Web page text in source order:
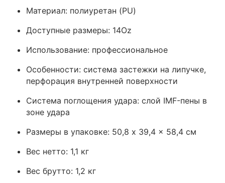
Материал: полиуретан (PU)
Доступные размеры: 14Oz
Использование: профессиональное
Особенности: система застежки на липучке,
перфорация внутренней поверхности
Система поглощения удара: слой IMF-пены в
зоне удара
Размеры в упаковке: 50,8 x 39,4 x 58,4 см
Вес нетто: 1,1 кг
Вес брутто: 1,2 кг